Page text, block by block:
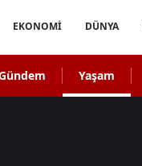
EKONOMİ DÜNYA
Yaşam